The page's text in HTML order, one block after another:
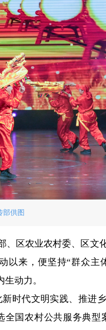
部供图
、区农业农村委、区文
以来，便坚持“群众主
动力。
时代文明实践、推进
国农村公共服务典型